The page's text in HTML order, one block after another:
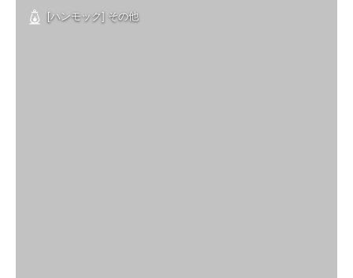
[ハンモック] その他